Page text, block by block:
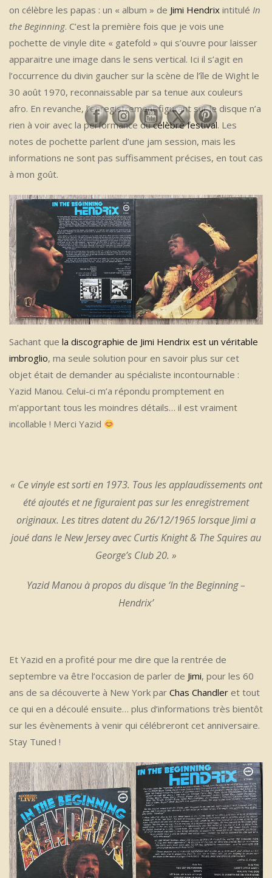
on célèbre les papas : un « album » de Jimi Hendrix intitulé In
the Beginning. C’est la première fois que je vois une
pochette de vinyle dite « gatefold » qui s’ouvre pour laisser
apparaitre une image dans le sens vertical. Ici il s’agit en
l’occurrence du divin gaucher sur la scène de l’île de Wight le
30 août 1970, reconnaissable par sa tenue aux couleurs
afro. En revanche, l’enregistrement figurant sur le disque n’a
rien à voir avec la performance ducélèbre festival. Les
notes de pochette parlent d’une jam session, mais les
informations ne sont pas suffisamment précises, en tout cas
à mon goût.
Sachant que la discographie de Jimi Hendrix est un véritable
imbroglio, ma seule solution pour en savoir plus sur cet
objet était de demander au spécialiste incontournable :
Yazid Manou. Celui-ci m’a répondu promptement en
m’apportant tous les moindres détails… il est vraiment
incollable ! Merci Yazid
« Ce vinyle est sorti en 1973. Tous les applaudissements ont
été ajoutés et ne figuraient pas sur les enregistrement
originaux. Les titres datent du 26/12/1965 lorsque Jimi a
joué dans le New Jersey avec Curtis Knight & The Squires au
George’s Club 20. »
Yazid Manou à propos du disque ‘In the Beginning –
Hendrix’
Et Yazid en a profité pour me dire que la rentrée de
septembre va être l’occasion de parler de Jimi, pour les 60
ans de sa découverte à New York par Chas Chandler et tout
ce qui en a découlé ensuite… plus d’informations très bientôt
sur les évènements à venir qui célébreront cet anniversaire.
Stay Tuned !